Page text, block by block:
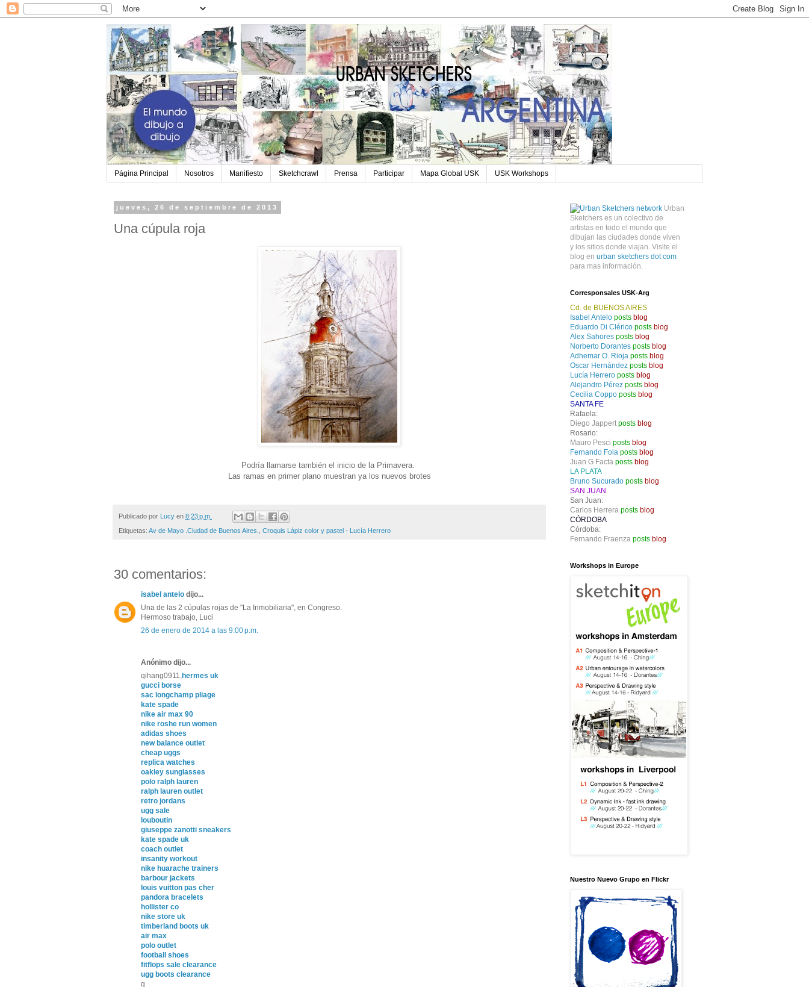
Página Principal Nosotros Manifiesto Sketchcrawl Prensa Participar Mapa Global USK USK Workshops
jueves, 26 de septiembre de 2013
Una cúpula roja
Podría llamarse también el inicio de la Primavera.
Las ramas en primer plano muestran ya los nuevos brotes
Publicado por Lucy en 8:23 p.m.
Etiquetas: Av de Mayo .Ciudad de Buenos Aires., Croquis Lápiz color y pastel - Lucía Herrero
30 comentarios:
isabel antelo dijo...
Una de las 2 cúpulas rojas de "La Inmobiliaria", en Congreso.
Hermoso trabajo, Luci
26 de enero de 2014 a las 9:00 p.m.
Anónimo dijo...
qihang0911,hermes uk
gucci borse
sac longchamp pliage
kate spade
nike air max 90
nike roshe run women
adidas shoes
new balance outlet
cheap uggs
replica watches
oakley sunglasses
polo ralph lauren
ralph lauren outlet
retro jordans
ugg sale
louboutin
giuseppe zanotti sneakers
kate spade uk
coach outlet
insanity workout
nike huarache trainers
barbour jackets
louis vuitton pas cher
pandora bracelets
hollister co
nike store uk
timberland boots uk
air max
polo outlet
football shoes
fitflops sale clearance
ugg boots clearance
q
Urban
Sketchers es un colectivo de
artistas en todo el mundo que
dibujan las ciudades donde viven
y los sitios donde viajan. Visite el
blog en urban sketchers dot com
para mas información.
Corresponsales USK-Arg
Cd. de BUENOS AIRES
Isabel Antelo posts blog
Eduardo Di Clérico posts blog
Alex Sahores posts blog
Norberto Dorantes posts blog
Adhemar O. Rioja posts blog
Oscar Hernández posts blog
Lucía Herrero posts blog
Alejandro Pérez posts blog
Cecilia Coppo posts blog
SANTA FE
Rafaela:
Diego Jappert posts blog
Rosario:
Mauro Pesci posts blog
Fernando Fola posts blog
Juan G Facta posts blog
LA PLATA
Bruno Sucurado posts blog
SAN JUAN
San Juan:
Carlos Herrera posts blog
CÓRDOBA
Córdoba:
Fernando Fraenza posts blog
Workshops in Europe
Nuestro Nuevo Grupo en Flickr